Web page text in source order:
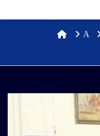
HOME
Α